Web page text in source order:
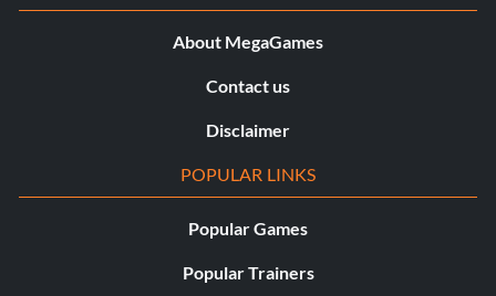
About MegaGames
Contact us
Disclaimer
POPULAR LINKS
Popular Games
Popular Trainers